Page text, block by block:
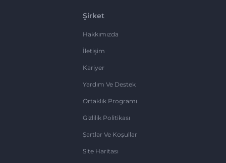
Şirket
Hakkımızda
İletişim
Kariyer
Yardım Ve Destek
Ortaklık Programı
Gizlilik Politikası
Şartlar Ve Koşullar
Site Haritası